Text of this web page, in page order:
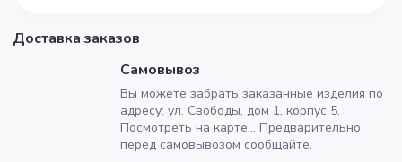
Доставка заказов
Самовывоз
Вы можете забрать заказанные изделия по
адресу: ул. Свободы, дом 1, корпус 5.
Посмотреть на карте... Предварительно
перед самовывозом сообщайте.